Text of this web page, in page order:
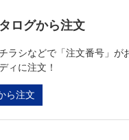
ログから注文
ラシなどで「注文番号」が
ィに注文！
ら注文